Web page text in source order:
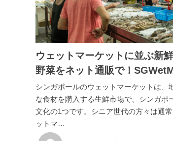
ウェットマーケットに並ぶ新鮮
野菜をネット通販で！
シンガポールのウェットマーケットは、
な食材を購入する生鮮市場で、シンガポ
文化の1つです。シニア世代の方々は通
ットマ…